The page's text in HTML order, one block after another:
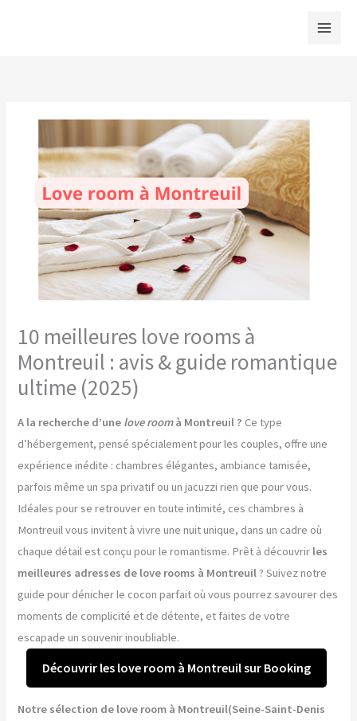
10 meilleures love rooms à
Montreuil : avis & guide romantique
ultime (2025)
A la recherche d’une love roomà Montreuil ? Ce type
d’hébergement, pensé spécialement pour les couples, offre une
expérience inédite : chambres élégantes, ambiance tamisée,
parfois même un spa privatif ou un jacuzzi rien que pour vous.
Idéales pour se retrouver en toute intimité, ces chambres à
Montreuil vous invitent à vivre une nuit unique, dans un cadre où
chaque détail est conçu pour le romantisme. Prêt à découvrir les
meilleures adresses de love rooms à Montreuil? Suivez notre
guide pour dénicher le cocon parfait où vous pourrez savourer des
moments de complicité et de détente, et faites de votre
escapade un souvenir inoubliable.
Découvrir les love room à Montreuil sur Booking
Notre sélection de love room à Montreuil(Seine-Saint-Denis